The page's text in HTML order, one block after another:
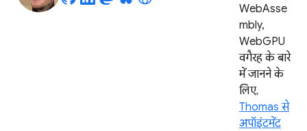
WebAsse
mbly,
WebGPU
वगैरह के बारे
में जानने के
लिए,
Thomas से
अपॉइंटमेंट